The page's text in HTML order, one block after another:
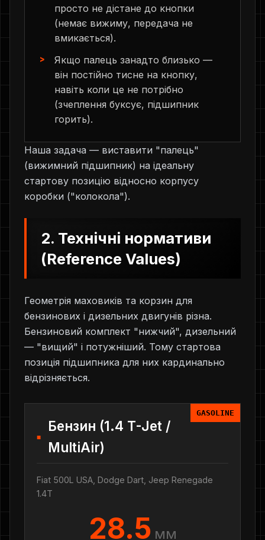
просто не дістане до кнопки
(немає вижиму, передача не
вмикається).
Якщо палець занадто близько —
він постійно тисне на кнопку,
навіть коли це не потрібно
(зчеплення буксує, підшипник
горить).
Наша задача — виставити "палець"
(вижимний підшипник) на ідеальну
стартову позицію відносно корпусу
коробки ("колокола").
2. Технічні нормативи
(Reference Values)
Геометрія маховиків та корзин для
бензинових і дизельних двигунів різна.
Бензиновий комплект "нижчий", дизельний
— "вищий" і потужніший. Тому стартова
позиція підшипника для них кардинально
відрізняється.
GASOLINE
Бензин (1.4 T-Jet /
MultiAir)
Fiat 500L USA, Dodge Dart, Jeep Renegade
1.4T
28.5 мм